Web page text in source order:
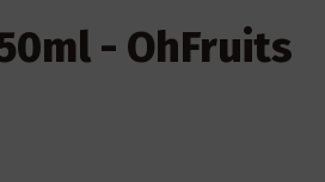
- OhFruits